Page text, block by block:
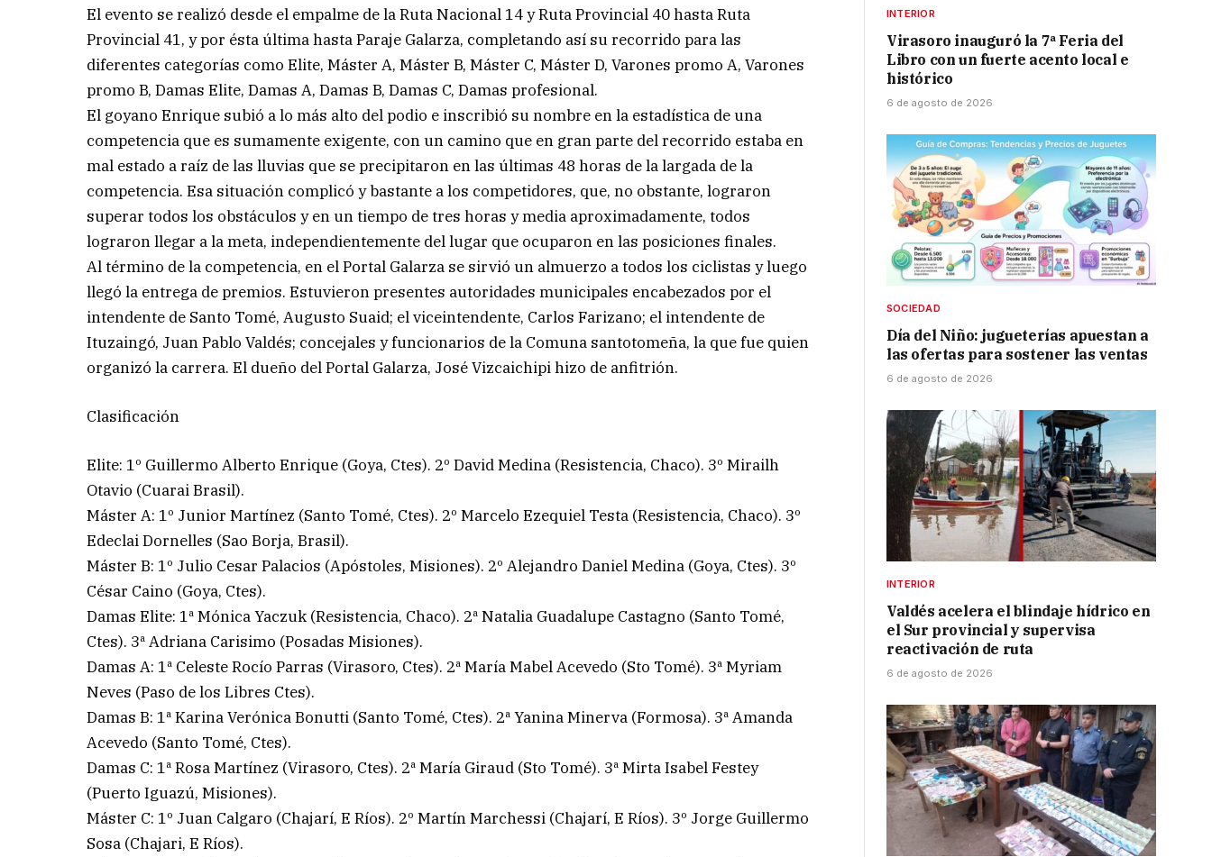
El evento se realizó desde el empalme de la Ruta Nacional 14 y Ruta Provincial 40 hasta Ruta
Provincial 41, y por ésta última hasta Paraje Galarza, completando así su recorrido para las
diferentes categorías como Elite, Máster A, Máster B, Máster C, Máster D, Varones promo A, Varones
promo B, Damas Elite, Damas A, Damas B, Damas C, Damas profesional.
El goyano Enrique subió a lo más alto del podio e inscribió su nombre en la estadística de una
competencia que es sumamente exigente, con un camino que en gran parte del recorrido estaba en
mal estado a raíz de las lluvias que se precipitaron en las últimas 48 horas de la largada de la
competencia. Esa situación complicó y bastante a los competidores, que, no obstante, lograron
superar todos los obstáculos y en un tiempo de tres horas y media aproximadamente, todos
lograron llegar a la meta, independientemente del lugar que ocuparon en las posiciones finales.
Al término de la competencia, en el Portal Galarza se sirvió un almuerzo a todos los ciclistas y luego
llegó la entrega de premios. Estuvieron presentes autoridades municipales encabezados por el
intendente de Santo Tomé, Augusto Suaid; el viceintendente, Carlos Farizano; el intendente de
Ituzaingó, Juan Pablo Valdés; concejales y funcionarios de la Comuna santotomeña, la que fue quien
organizó la carrera. El dueño del Portal Galarza, José Vizcaichipi hizo de anfitrión.
Clasificación
Elite: 1º Guillermo Alberto Enrique (Goya, Ctes). 2º David Medina (Resistencia, Chaco). 3º Mirailh
Otavio (Cuarai Brasil).
Máster A: 1º Junior Martínez (Santo Tomé, Ctes). 2º Marcelo Ezequiel Testa (Resistencia, Chaco). 3º
Edeclai Dornelles (Sao Borja, Brasil).
Máster B: 1º Julio Cesar Palacios (Apóstoles, Misiones). 2º Alejandro Daniel Medina (Goya, Ctes). 3º
César Caino (Goya, Ctes).
Damas Elite: 1ª Mónica Yaczuk (Resistencia, Chaco). 2ª Natalia Guadalupe Castagno (Santo Tomé,
Ctes). 3ª Adriana Carisimo (Posadas Misiones).
Damas A: 1ª Celeste Rocío Parras (Virasoro, Ctes). 2ª María Mabel Acevedo (Sto Tomé). 3ª Myriam
Neves (Paso de los Libres Ctes).
Damas B: 1ª Karina Verónica Bonutti (Santo Tomé, Ctes). 2ª Yanina Minerva (Formosa). 3ª Amanda
Acevedo (Santo Tomé, Ctes).
Damas C: 1ª Rosa Martínez (Virasoro, Ctes). 2ª María Giraud (Sto Tomé). 3ª Mirta Isabel Festey
(Puerto Iguazú, Misiones).
Máster C: 1º Juan Calgaro (Chajarí, E Ríos). 2º Martín Marchessi (Chajarí, E Ríos). 3º Jorge Guillermo
Sosa (Chajari, E Ríos).
INTERIOR
Virasoro inauguró la 7ª Feria del
Libro con un fuerte acento local e
histórico
6 de agosto de 2026
SOCIEDAD
Día del Niño: jugueterías apuestan a
las ofertas para sostener las ventas
6 de agosto de 2026
INTERIOR
Valdés acelera el blindaje hídrico en
el Sur provincial y supervisa
reactivación de ruta
6 de agosto de 2026